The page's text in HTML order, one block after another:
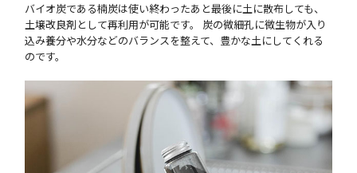
バイオ炭である楠炭は使い終わったあと最後に土に散布しても、
土壌改良剤として再利用が可能です。 炭の微細孔に微生物が入り
込み養分や水分などのバランスを整えて、豊かな土にしてくれる
のです。